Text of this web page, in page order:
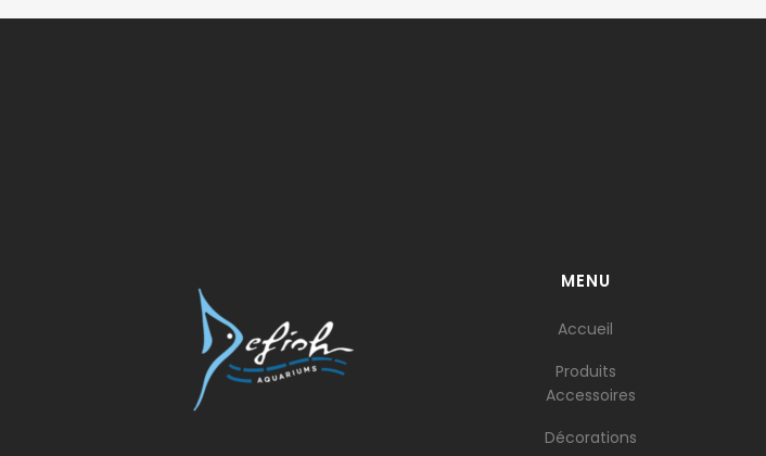
MENU
Accueil
Produits
Accessoires
Décorations